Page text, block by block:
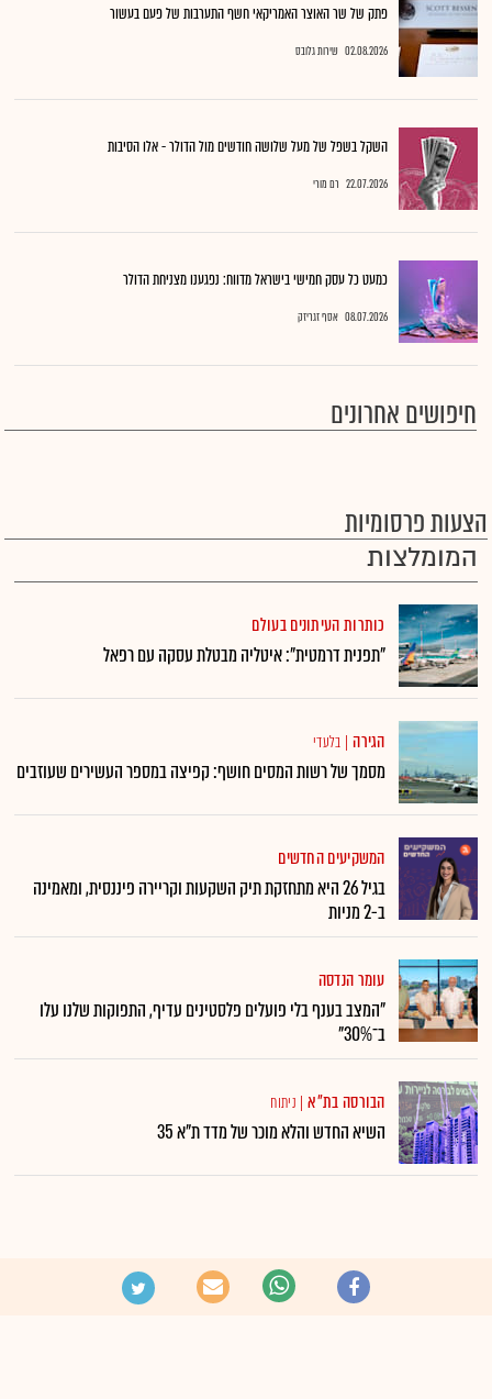
פתק של שר האוצר האמריקאי חשף התערבות של פעם בעשור
02.08.2026 שירות גלובס
השקל בשפל של מעל שלושה חודשים מול הדולר - אלו הסיבות
22.07.2026 רם מורי
כמעט כל עסק חמישי בישראל מדווח: נפגענו מצניחת הדולר
08.07.2026 אסף זגריזק
חיפושים אחרונים
הצעות פרסומיות
המומלצות
כותרות העיתונים בעולם
"תפנית דרמטית": איטליה מבטלת עסקה עם רפאל
הגירה | בלעדי
מסמך של רשות המסים חושף: קפיצה במספר העשירים שעוזבים
המשקיעים החדשים
בגיל 26 היא מתחזקת תיק השקעות וקריירה פיננסית, ומאמינה
ב-2 מניות
עומר הנדסה
"המצב בענף בלי פועלים פלסטינים עדיף, התפוקות שלנו עלו
ב־30%"
הבורסה בת"א | ניתוח
השיא החדש והלא מוכר של מדד ת"א 35